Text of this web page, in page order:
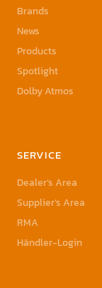
Brands
News
Products
Spotlight
Dolby Atmos
SERVICE
Dealer’s Area
Supplier’s Area
RMA
Händler-Login